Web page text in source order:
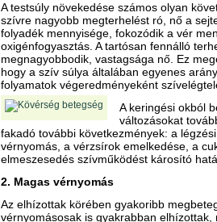
A testsúly növekedése számos olyan
szívre nagyobb megterhelést ró, nő a
folyadék mennyisége, fokozódik a vér
oxigénfogyasztás. A tartósan fennálló
megnagyobbodik, vastagsága nő. Ez
hogy a szív súlya általában egyenes
folyamatok végeredményeként
A keringési okból
változásokat
fakadó további következmények: a
vérnyomás, a vérzsírok emelkedése, a
elmeszesedés szívműködést károsító
2. Magas vérnyomás
Az elhízottak körében gyakoribb
vérnyomásosak is gyakrabban elhízottak,